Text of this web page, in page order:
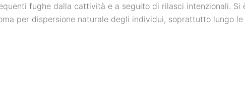
fughe dalla cattività e a seguito di rilasci intenzionali.
per dispersione naturale degli individui, soprattutto lungo